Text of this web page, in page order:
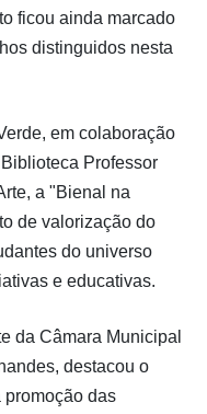
ficou ainda marcado
distinguidos nesta
em colaboração
Professor
a "Bienal na
de valorização do
do universo
e educativas.
da Câmara Municipal
destacou o
promoção das